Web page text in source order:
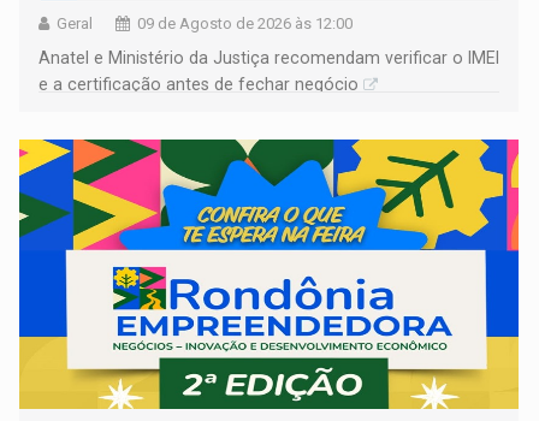
Geral 09 de Agosto de 2026 às 12:00
Anatel e Ministério da Justiça recomendam verificar o IMEI
e a certificação antes de fechar negócio